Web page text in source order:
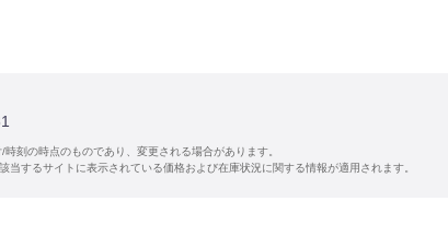
刻の時点のものであり、変更される場合があります。
当するサイトに表示されている価格および在庫状況に関する情報が適用されます。